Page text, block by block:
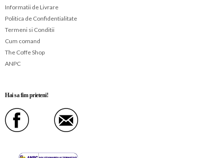
Informatii de Livrare
Politica de Confidentialitate
Termeni si Conditii
Cum comand
The Coffe Shop
ANPC
Hai sa fim prieteni!